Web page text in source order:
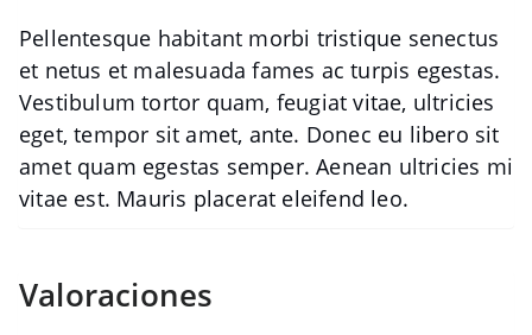
Pellentesque habitant morbi tristique senectus
et netus et malesuada fames ac turpis egestas.
Vestibulum tortor quam, feugiat vitae, ultricies
eget, tempor sit amet, ante. Donec eu libero sit
amet quam egestas semper. Aenean ultricies mi
vitae est. Mauris placerat eleifend leo.
Valoraciones